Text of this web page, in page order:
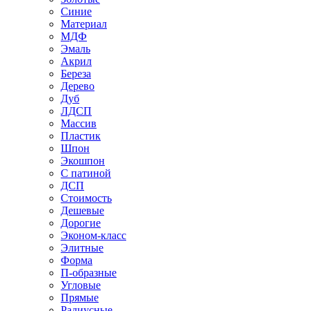
Синие
Материал
МДФ
Эмаль
Акрил
Береза
Дерево
Дуб
ЛДСП
Массив
Пластик
Шпон
Экошпон
С патиной
ДСП
Стоимость
Дешевые
Дорогие
Эконом-класс
Элитные
Форма
П-образные
Угловые
Прямые